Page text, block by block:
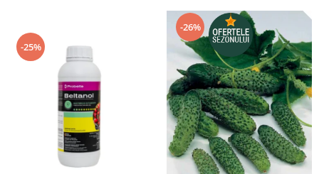
-25%
-26%